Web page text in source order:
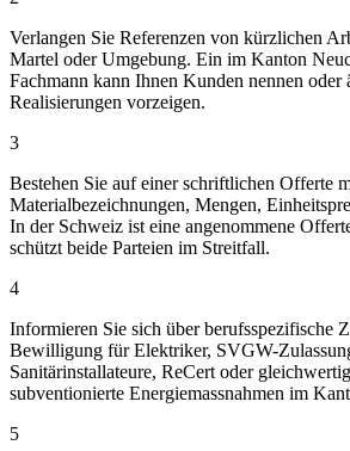
Verlangen Sie Referenzen von kürzlichen
Martel oder Umgebung. Ein im Kanton
Fachmann kann Ihnen Kunden nennen oder
Realisierungen vorzeigen.
3
Bestehen Sie auf einer schriftlichen Offerte
Materialbezeichnungen, Mengen,
In der Schweiz ist eine angenommene
schützt beide Parteien im Streitfall.
4
Informieren Sie sich über berufsspezifische
Bewilligung für Elektriker, SVGW-
Sanitärinstallateure, ReCert oder
subventionierte Energiemassnahmen im
5